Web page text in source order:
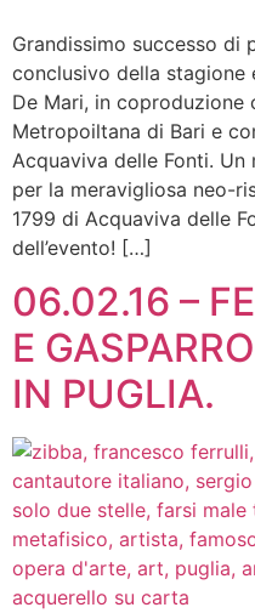
Grandissimo successo di
conclusivo della stagione
De Mari, in coproduzione
Metropoiltana di Bari e
Acquaviva delle Fonti. Un
per la meravigliosa neo-
1799 di Acquaviva delle
dell’evento! […]
06.02.16 –
E
IN PUGLIA.